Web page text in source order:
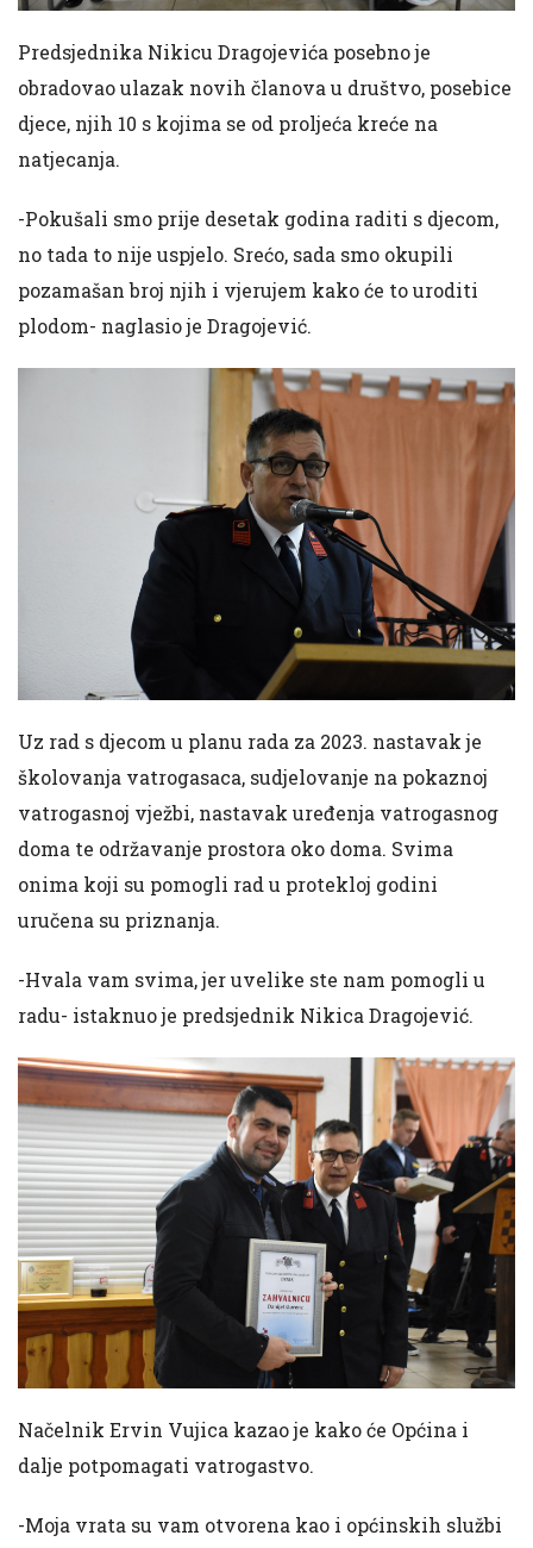
Predsjednika Nikicu Dragojevića posebno je
obradovao ulazak novih članova u društvo, posebice
djece, njih 10 s kojima se od proljeća kreće na
natjecanja.
-Pokušali smo prije desetak godina raditi s djecom,
no tada to nije uspjelo. Srećo, sada smo okupili
pozamašan broj njih i vjerujem kako će to uroditi
plodom- naglasio je Dragojević.
Uz rad s djecom u planu rada za 2023. nastavak je
školovanja vatrogasaca, sudjelovanje na pokaznoj
vatrogasnoj vježbi, nastavak uređenja vatrogasnog
doma te održavanje prostora oko doma. Svima
onima koji su pomogli rad u protekloj godini
uručena su priznanja.
-Hvala vam svima, jer uvelike ste nam pomogli u
radu- istaknuo je predsjednik Nikica Dragojević.
Načelnik Ervin Vujica kazao je kako će Općina i
dalje potpomagati vatrogastvo.
-Moja vrata su vam otvorena kao i općinskih službi